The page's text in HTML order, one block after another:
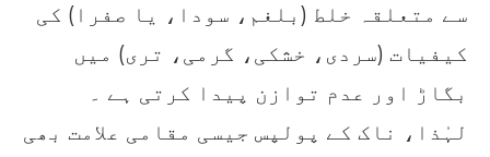
سے متعلقہ خلط (بلغم، سودا، یا صفرا) کی
کیفیات (سردی، خشکی، گرمی، تری) میں
بگاڑ اور عدم توازن پیدا کرتی ہے ۔
لہٰذا، ناک کے پولپس جیسی مقامی علامت بھی